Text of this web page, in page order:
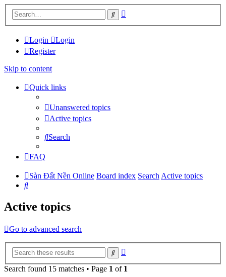
Search
Login
Login
Register
Skip to content
Quick links
Unanswered topics
Active topics
Search
FAQ
Sàn Đất Nền Online Board index Search Active topics
Search
Active topics
Go to advanced search
Search
Search found 15 matches • Page 1 of 1